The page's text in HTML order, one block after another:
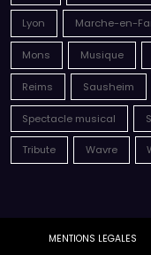
Lyon Marche-en-
Mons Musique
Reims Sausheim
Spectacle musical
Tribute Wavre
MENTIONS LEGALES